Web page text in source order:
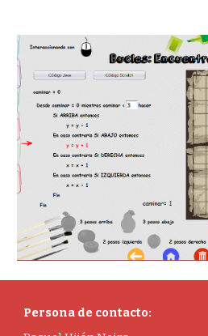
Persona de contacto: